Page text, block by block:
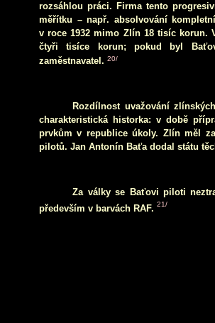
rozsáhlou práci. Firma tento
měřítku – např. absolvování
v roce 1932 mimo Zlín 18 tisíc korun.
čtyři tisíce korun; pokud byl
zaměstnavatel. 20/
Rozdílnost uvažování
charakteristická historka: v době
prvkům v republice úkoly. Zlín měl
pilotů. Jan Antonín Baťa dodal státu
Za války se Baťovi piloti
především v barvách RAF. 21/